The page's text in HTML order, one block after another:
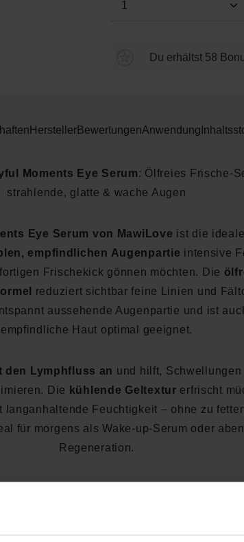
Du erhältst 58
HerstellerBewertungenAnwendung
Moments Eye Serum: Ölfreies Frische-
strahlende, glatte & wache Augen
Eye Serum von MawiLove ist die
empfindlichen Augenpartie intensive
Frischekick gönnen möchten. Die
reduziert sichtbar feine Linien und
aussehende Augenpartie und ist
empfindliche Haut optimal geeignet.
den Lymphfluss an und hilft, Schwellungen
Die kühlende Geltextur erfrischt
langanhaltende Feuchtigkeit – ohne zu
für morgens als Wake-up-Serum oder
Regeneration.